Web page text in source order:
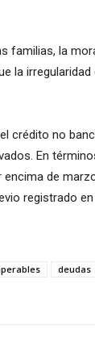
familias, la
la
crédito no
En
de
registrado
deudas